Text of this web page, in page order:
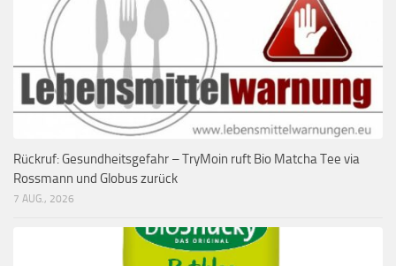
Rückruf: Gesundheitsgefahr – TryMoin ruft Bio Matcha Tee via
Rossmann und Globus zurück
7 AUG., 2026